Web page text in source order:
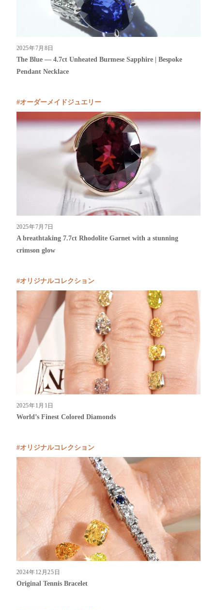
2025年7月8日
The Blue — 4.7ct Unheated Burmese Sapphire | Bespoke
Pendant Necklace
オーダーメイドジュエリー
2025年7月7日
A breathtaking 7.7ct Rhodolite Garnet with a stunning
crimson glow
オリジナルコレクション
2025年1月1日
World’s Finest Colored Diamonds
オリジナルコレクション
2024年12月25日
Original Tennis Bracelet